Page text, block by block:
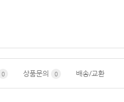
0 상품문의 0 배송/교환